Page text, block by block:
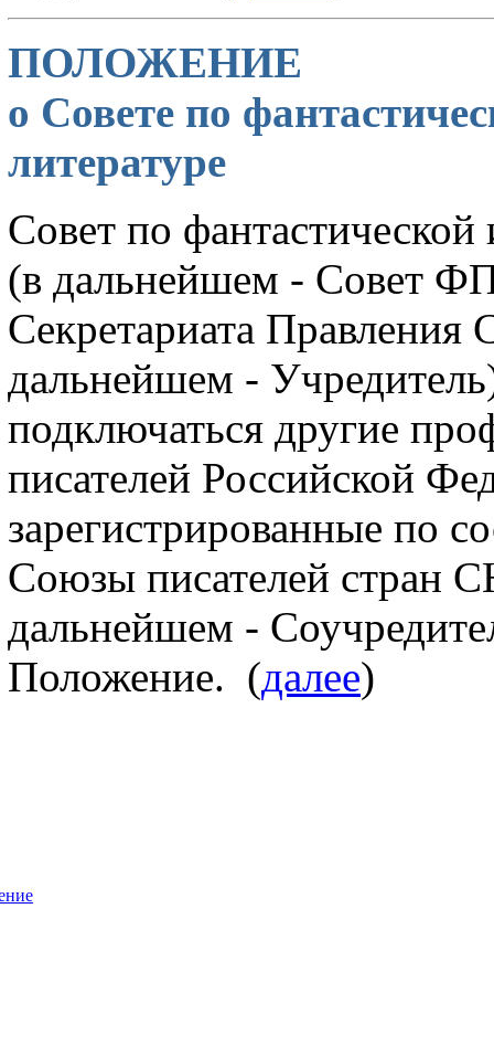
ПОЛОЖЕНИЕ
о Совете по
литературе
Совет по
(в дальнейшем - Совет
Секретариата Правления
дальнейшем -
подключаться другие
писателей Российской
зарегистрированные по
Союзы писателей стран
дальнейшем -
Положение. (далее)